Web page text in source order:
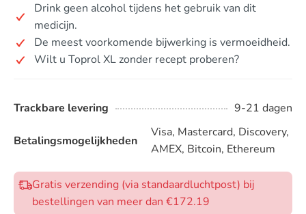
Drink geen alcohol tijdens het gebruik van dit
medicijn.
De meest voorkomende bijwerking is vermoeidheid.
Wilt u Toprol XL zonder recept proberen?
Trackbare levering 9-21 dagen
Betalingsmogelijkheden
Visa, Mastercard, Discovery,
AMEX, Bitcoin, Ethereum
Gratis verzending (via standaardluchtpost) bij
bestellingen van meer dan €172.19